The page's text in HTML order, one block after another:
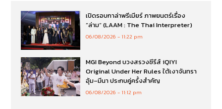
เปิดรอบกาล่าพรีเมียร์ ภาพยนตร์เรื่อง
”ล่าม“ (LAAM : The Thai Interpreter)
06/08/2026 11:22 pm
MGI Beyond บวงสรวงซีรีส์ iQIYI
Original Under Her Rules ใต้เงาจันทรา
อุ้ม–มีนา ประกบคู่ครั้งสำคัญ
06/08/2026 11:12 pm